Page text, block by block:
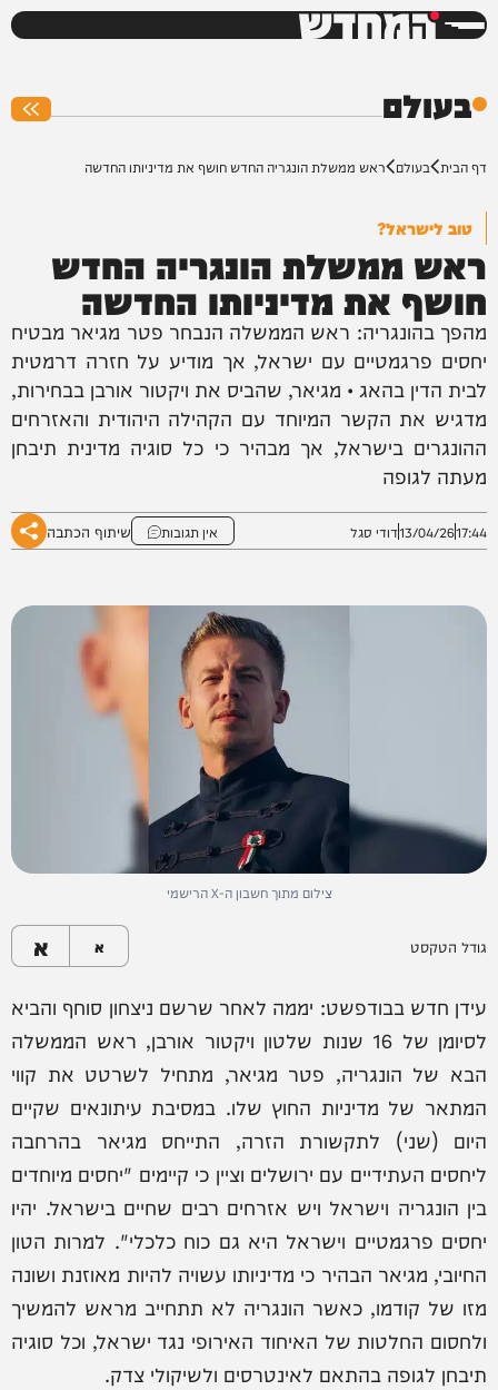
המחדש
בעולם
דף הבית בעולם ראש ממשלת הונגריה החדש חושף את מדיניותו החדשה
טוב לישראל?
ראש ממשלת הונגריה החדש
חושף את מדיניותו החדשה
מהפך בהונגריה: ראש הממשלה הנבחר פטר מגיאר מבטיח
יחסים פרגמטיים עם ישראל, אך מודיע על חזרה דרמטית
לבית הדין בהאג • מגיאר, שהביס את ויקטור אורבן בבחירות,
מדגיש את הקשר המיוחד עם הקהילה היהודית והאזרחים
ההונגרים בישראל, אך מבהיר כי כל סוגיה מדינית תיבחן
מעתה לגופה
17:44
13/04/26דודי סגל אין תגובות שיתוף הכתבה
צילום מתוך חשבון ה-X הרישמי
גודל הטקסט א א
עידן חדש בבודפשט: יממה לאחר שרשם ניצחון סוחף והביא
לסיומן של 16 שנות שלטון ויקטור אורבן, ראש הממשלה
הבא של הונגריה, פטר מגיאר, מתחיל לשרטט את קווי
המתאר של מדיניות החוץ שלו. במסיבת עיתונאים שקיים
היום (שני) לתקשורת הזרה, התייחס מגיאר בהרחבה
ליחסים העתידיים עם ירושלים וציין כי קיימים "יחסים מיוחדים
בין הונגריה וישראל ויש אזרחים רבים שחיים בישראל. יהיו
יחסים פרגמטיים וישראל היא גם כוח כלכלי". למרות הטון
החיובי, מגיאר הבהיר כי מדיניותו עשויה להיות מאוזנת ושונה
מזו של קודמו, כאשר הונגריה לא תתחייב מראש להמשיך
ולחסום החלטות של האיחוד האירופי נגד ישראל, וכל סוגיה
תיבחן לגופה בהתאם לאינטרסים ולשיקולי צדק.